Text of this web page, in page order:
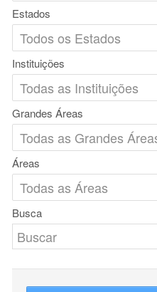
Estados
Instituições
Grandes Áreas
Áreas
Busca